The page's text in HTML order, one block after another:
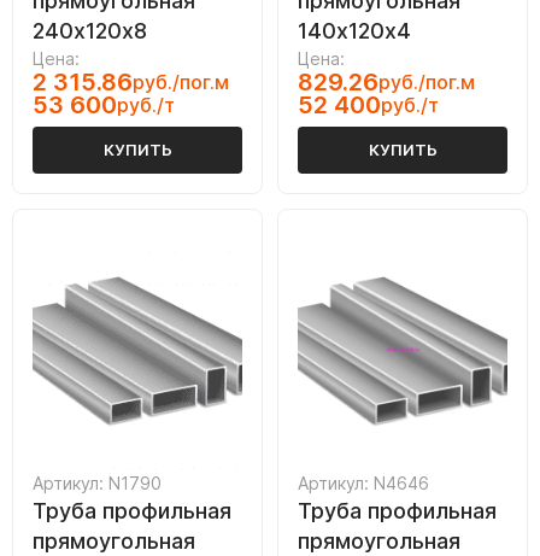
240х120х8
Цена:
2 315.86руб./пог.м
53 600руб./т
КУПИТЬ
140х120х4
Цена:
829.26руб./пог.м
52 400руб./т
КУПИТЬ
Артикул: N1790
Труба профильная
прямоугольная
Артикул: N4646
Труба профильная
прямоугольная